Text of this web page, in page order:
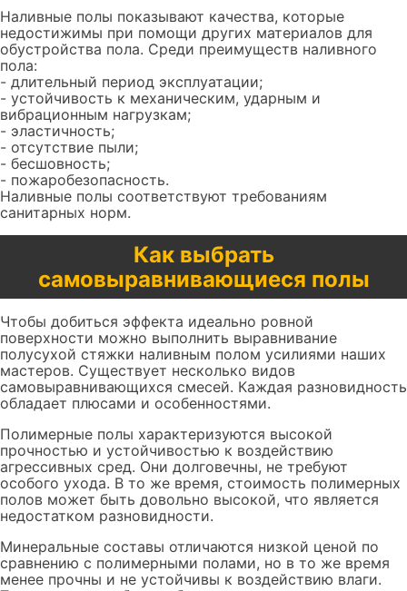
Наливные полы показывают качества, которые
недостижимы при помощи других материалов для
обустройства пола. Среди преимуществ наливного
пола:
- длительный период эксплуатации;
- устойчивость к механическим, ударным и
вибрационным нагрузкам;
- эластичность;
- отсутствие пыли;
- бесшовность;
- пожаробезопасность.
Наливные полы соответствуют требованиям
санитарных норм.
Как выбрать
самовыравнивающиеся полы
Чтобы добиться эффекта идеально ровной
поверхности можно выполнить выравнивание
полусухой стяжки наливным полом усилиями наших
мастеров. Существует несколько видов
самовыравнивающихся смесей. Каждая разновидность
обладает плюсами и особенностями.
Полимерные полы характеризуются высокой
прочностью и устойчивостью к воздействию
агрессивных сред. Они долговечны, не требуют
особого ухода. В то же время, стоимость полимерных
полов может быть довольно высокой, что является
недостатком разновидности.
Минеральные составы отличаются низкой ценой по
сравнению с полимерными полами, но в то же время
менее прочны и не устойчивы к воздействию влаги.